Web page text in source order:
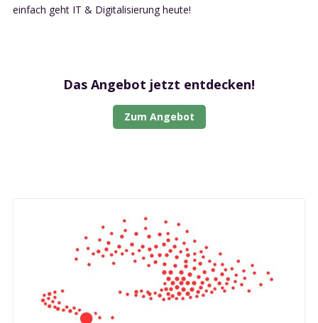
einfach geht IT & Digitalisierung heute!
Das Angebot jetzt entdecken!
Zum Angebot